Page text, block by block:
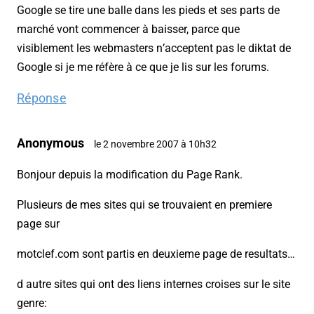
Google se tire une balle dans les pieds et ses parts de
marché vont commencer à baisser, parce que
visiblement les webmasters n’acceptent pas le diktat de
Google si je me réfère à ce que je lis sur les forums.
Réponse
Anonymous le 2 novembre 2007 à 10h32
Bonjour depuis la modification du Page Rank.
Plusieurs de mes sites qui se trouvaient en premiere
page sur
motclef.com sont partis en deuxieme page de resultats…
d autre sites qui ont des liens internes croises sur le site
genre: